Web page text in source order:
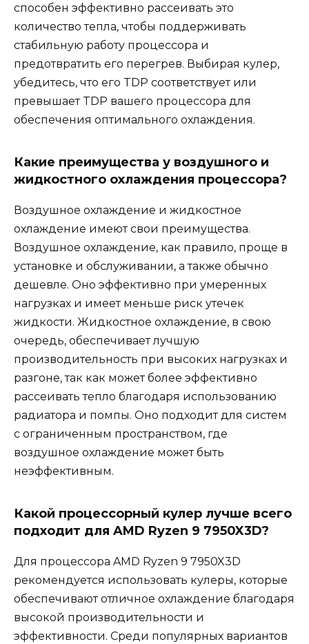
способен эффективно рассеивать это
количество тепла, чтобы поддерживать
стабильную работу процессора и
предотвратить его перегрев. Выбирая кулер,
убедитесь, что его TDP соответствует или
превышает TDP вашего процессора для
обеспечения оптимального охлаждения.
Какие преимущества у воздушного и
жидкостного охлаждения процессора?
Воздушное охлаждение и жидкостное
охлаждение имеют свои преимущества.
Воздушное охлаждение, как правило, проще в
установке и обслуживании, а также обычно
дешевле. Оно эффективно при умеренных
нагрузках и имеет меньше риск утечек
жидкости. Жидкостное охлаждение, в свою
очередь, обеспечивает лучшую
производительность при высоких нагрузках и
разгоне, так как может более эффективно
рассеивать тепло благодаря использованию
радиатора и помпы. Оно подходит для систем
с ограниченным пространством, где
воздушное охлаждение может быть
неэффективным.
Какой процессорный кулер лучше всего
подходит для AMD Ryzen 9 7950X3D?
Для процессора AMD Ryzen 9 7950X3D
рекомендуется использовать кулеры, которые
обеспечивают отличное охлаждение благодаря
высокой производительности и
эффективности. Среди популярных вариантов